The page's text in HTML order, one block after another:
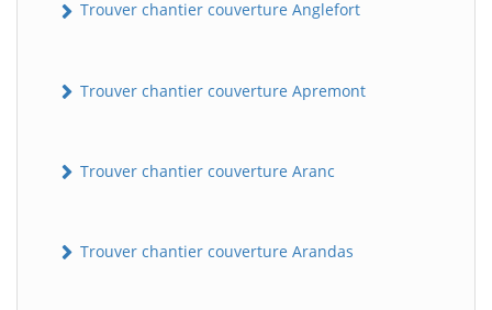
Trouver chantier couverture Anglefort
Trouver chantier couverture Apremont
Trouver chantier couverture Aranc
Trouver chantier couverture Arandas